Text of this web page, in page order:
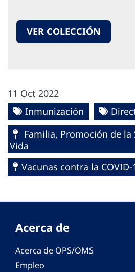
VER COLECCIÓN
11 Oct 2022
Inmunización
Familia, Promoción de la
Vida
Vacunas contra la COVID-
Acerca de
Acerca de OPS/OMS
Empleo